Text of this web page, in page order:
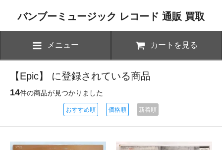
バンブーミュージック レコード 通販 買取
メニュー カートを見る
【Epic】 に登録されている商品
14件の商品が見つかりました
おすすめ順 価格順 新着順